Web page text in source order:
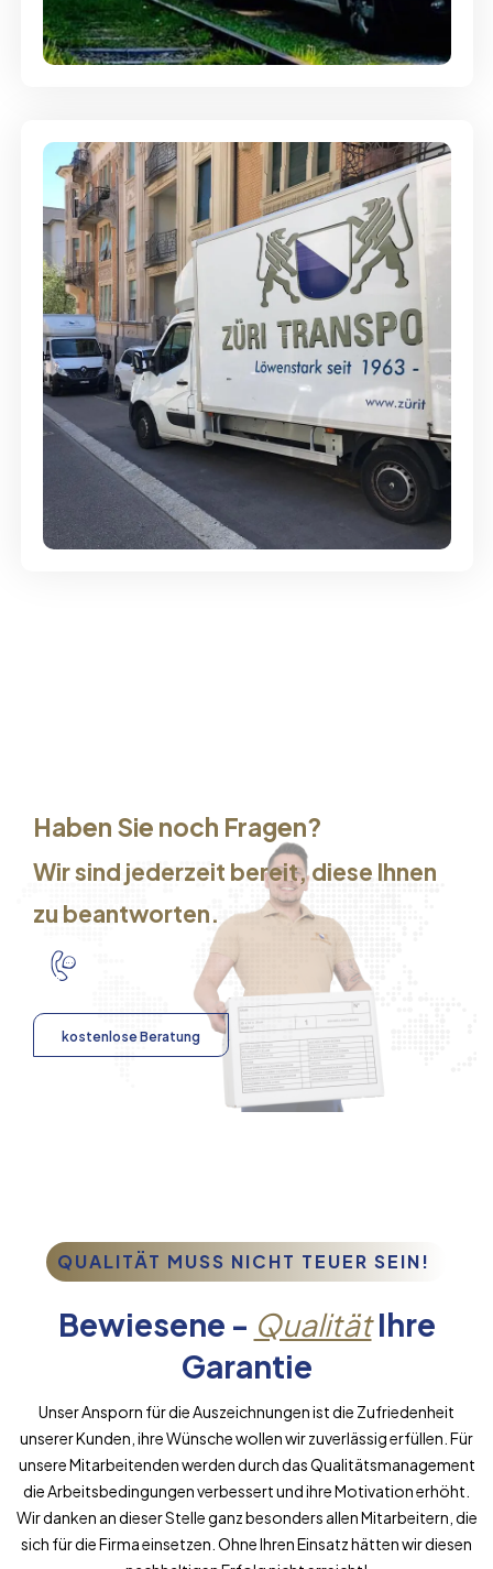
Ein- und Auspackservice
Günstige Umzüge - Hervorragender
Service
Haben Sie noch Fragen?
Wir sind jederzeit bereit, diese Ihnen
zu beantworten.
kostenlose Beratung
QUALITÄT MUSS NICHT TEUER SEIN!
Bewiesene - QualitätIhre
Garantie
Unser Ansporn für die Auszeichnungen ist die Zufriedenheit
unserer Kunden, ihre Wünsche wollen wir zuverlässig erfüllen. Für
unsere Mitarbeitenden werden durch das Qualitätsmanagement
die Arbeitsbedingungen verbessert und ihre Motivation erhöht.
Wir danken an dieser Stelle ganz besonders allen Mitarbeitern, die
sich für die Firma einsetzen. Ohne Ihren Einsatz hätten wir diesen